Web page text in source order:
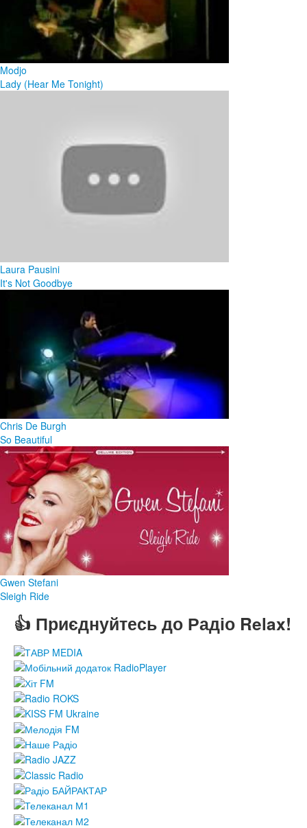
Modjo
Lady (Hear Me Tonight)
Laura Pausini
It's Not Goodbye
Chris De Burgh
So Beautiful
Gwen Stefani
Sleigh Ride
👍 Приєднуйтесь до Радіо Relax!